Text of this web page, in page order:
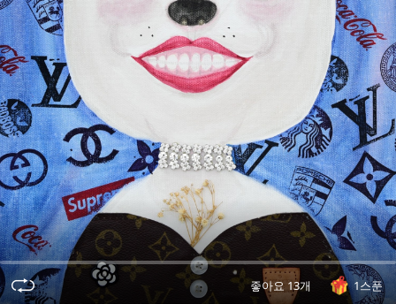
를
들
어
보
세
요.
좋아요 13개 1스푼